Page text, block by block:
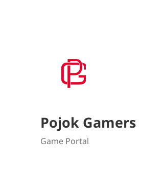
Pojok Gamers
Game Portal